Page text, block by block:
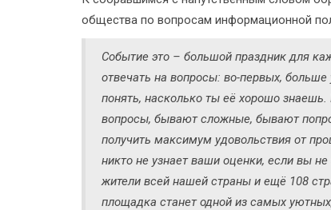
общества по вопросам информационной
Событие это – большой праздник для
отвечать на вопросы: во-первых,
понять, насколько ты её хорошо
вопросы, бывают сложные, бывают
получить максимум удовольствия от
никто не узнает ваши оценки, если вы
жители всей нашей страны и ещё 108
площадка станет одной из самых